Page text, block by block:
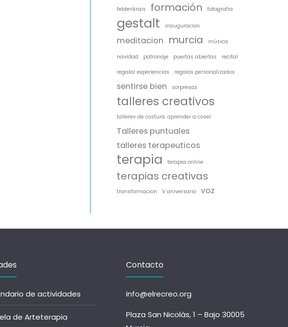
feldenkrais formación fotografia
gestalt inauguracion
meditacion murcia música
navidad patronaje puertas abiertas recital
regalar experiencias regalos personalizados
sentirse bien sorpresas
talleres creativos
talleres de costura. aprender a coser
Talleres puntuales
talleres terapeuticos
terapia terapia online
terapias creativas
transformacion V aniversario voz
de actividades
de Arteterapia
Contacto
info@elrecreo.org
Plaza San Nicolás, 1 – Bajo 30005